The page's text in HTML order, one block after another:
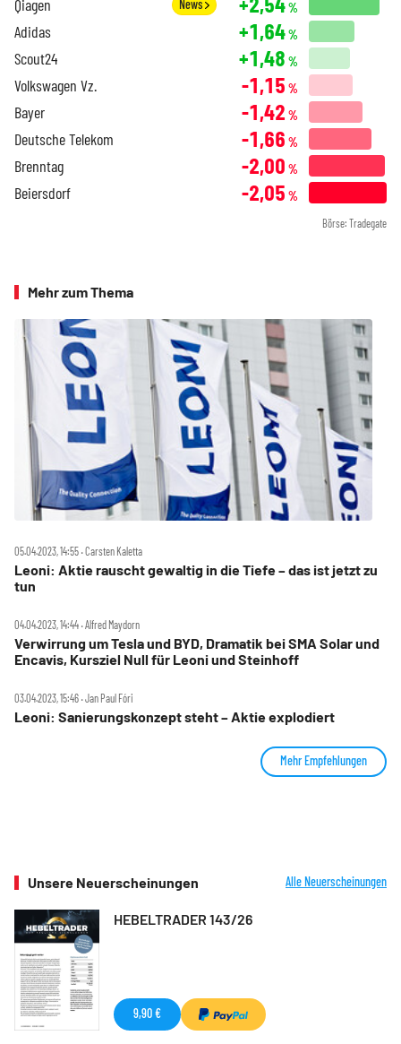
Qiagen News %
Adidas +1,64%
Scout24 +1,48 %
Volkswagen Vz. -1,15 %
Bayer -1,42 %
Deutsche Telekom -1,66 %
Brenntag -2,00 %
Beiersdorf -2,05 %
Börse: Tradegate
Mehr zum Thema
05.04.2023, 14:55 ‧ Carsten Kaletta
Leoni: Aktie rauscht gewaltig in die Tiefe – das ist jetzt zu
tun
04.04.2023, 14:44 ‧ Alfred Maydorn
Verwirrung um Tesla und BYD, Dramatik bei SMA Solar und
Encavis, Kursziel Null für Leoni und Steinhoff
03.04.2023, 15:46 ‧ Jan Paul Fóri
Leoni: Sanierungskonzept steht – Aktie explodiert
Mehr Empfehlungen
Unsere Neuerscheinungen Alle Neuerscheinungen
HEBELTRADER 143/26
9,90 €